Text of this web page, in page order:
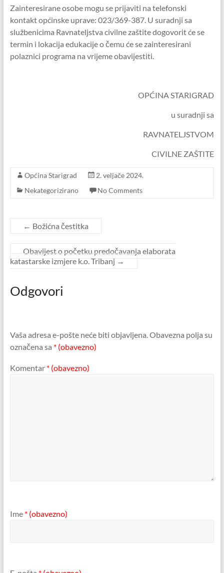
Zainteresirane osobe mogu se prijaviti na telefonski
kontakt općinske uprave: 023/369-387. U suradnji sa
službenicima Ravnateljstva civilne zaštite dogovorit će se
termin i lokacija edukacije o čemu će se zainteresirani
polaznici programa na vrijeme obavijestiti.
OPĆINA STARIGRAD
u suradnji sa
RAVNATELJSTVOM
CIVILNE ZAŠTITE
Općina Starigrad
2. veljače 2024.
Nekategorizirano
No Comments
← Božićna čestitka
Obavijest o početku predočavanja elaborata
katastarske izmjere k.o. Tribanj →
Odgovori
Vaša adresa e-pošte neće biti objavljena.Obavezna polja su
označena sa * (obavezno)
Komentar * (obavezno)
Ime * (obavezno)